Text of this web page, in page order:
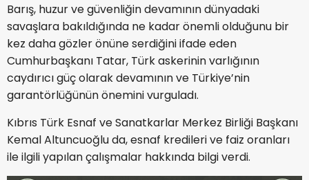
Barış, huzur ve güvenliğin devamının dünyadaki
savaşlara bakıldığında ne kadar önemli olduğunu bir
kez daha gözler önüne serdiğini ifade eden
Cumhurbaşkanı Tatar, Türk askerinin varlığının
caydırıcı güç olarak devamının ve Türkiye’nin
garantörlüğünün önemini vurguladı.
Kıbrıs Türk Esnaf ve Sanatkarlar Merkez Birliği Başkanı
Kemal Altuncuoğlu da, esnaf kredileri ve faiz oranları
ile ilgili yapılan çalışmalar hakkında bilgi verdi.